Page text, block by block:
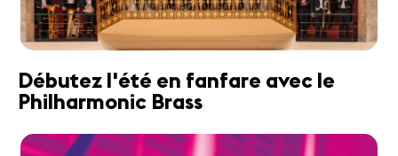
Débutez l'été en fanfare avec le
Philharmonic Brass